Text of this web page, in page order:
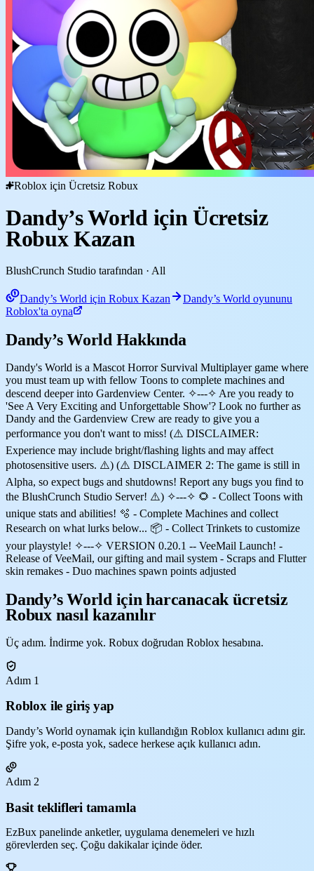
Roblox için Ücretsiz Robux
Dandy’s World için Ücretsiz
Robux Kazan
BlushCrunch Studio tarafından · All
Dandy’s World için Robux Kazan
Dandy’s World oyununu
Roblox'ta oyna
Dandy’s World Hakkında
Dandy's World is a Mascot Horror Survival Multiplayer game where
you must team up with fellow Toons to complete machines and
descend deeper into Gardenview Center. ✧---✧ Are you ready to
'See A Very Exciting and Unforgettable Show'? Look no further as
Dandy and the Gardenview Crew are ready to give you a
performance you don't want to miss! (⚠️ DISCLAIMER:
Experience may include bright/flashing lights and may affect
photosensitive users. ⚠️) (⚠️ DISCLAIMER 2: The game is still in
Alpha, so expect bugs and shutdowns! Report any bugs you find to
the BlushCrunch Studio Server! ⚠️) ✧---✧ 🌻 - Collect Toons with
unique stats and abilities! 🫧 - Complete Machines and collect
Research on what lurks below... 📦 - Collect Trinkets to customize
your playstyle! ✧---✧ VERSION 0.20.1 -- VeeMail Launch! -
Release of VeeMail, our gifting and mail system - Scraps and Flutter
skin remakes - Duo machines spawn points adjusted
Dandy’s World için harcanacak ücretsiz
Robux nasıl kazanılır
Üç adım. İndirme yok. Robux doğrudan Roblox hesabına.
Adım 1
Roblox ile giriş yap
Dandy’s World oynamak için kullandığın Roblox kullanıcı adını gir.
Şifre yok, e-posta yok, sadece herkese açık kullanıcı adın.
Adım 2
Basit teklifleri tamamla
EzBux panelinde anketler, uygulama denemeleri ve hızlı
görevlerden seç. Çoğu dakikalar içinde öder.